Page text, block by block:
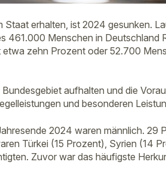
erhalten, ist 2024 gesunken.
461.000 Menschen in Deutschland
zehn Prozent oder 52.700
aufhalten und die
und besonderen
2024 waren männlich. 29
Türkei (15 Prozent), Syrien (14
Zuvor war das häufigste